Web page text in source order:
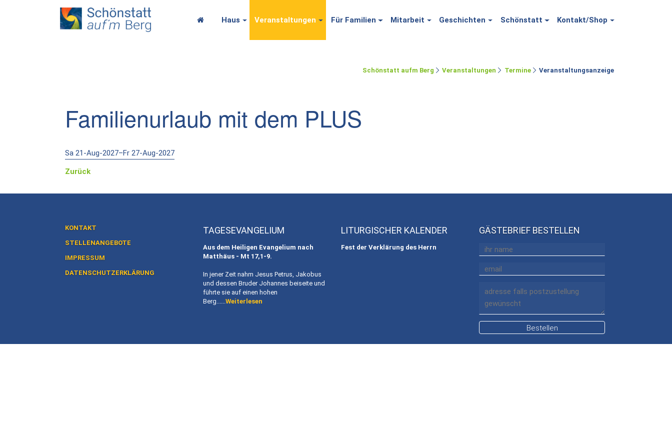
Haus Veranstaltungen Für Familien Mitarbeit Geschichten Schönstatt Kontakt/Shop
Schönstatt aufm Berg Veranstaltungen Termine Veranstaltungsanzeige
Familienurlaub mit dem PLUS
Sa 21-Aug-2027–Fr 27-Aug-2027
Zurück
KONTAKT
STELLENANGEBOTE
IMPRESSUM
DATENSCHUTZERKLÄRUNG
TAGESEVANGELIUM
Aus dem Heiligen Evangelium nach
Matthäus - Mt 17,1-9.
In jener Zeit nahm Jesus Petrus, Jakobus
und dessen Bruder Johannes beiseite und
führte sie auf einen hohen
Berg...... Weiterlesen
LITURGISCHER KALENDER
Fest der Verklärung des Herrn
GÄSTEBRIEF BESTELLEN
Bestellen